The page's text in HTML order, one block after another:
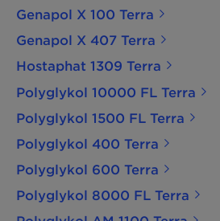
Genapol X 100 Terra
Genapol X 407 Terra
Hostaphat 1309 Terra
Polyglykol 10000 FL Terra
Polyglykol 1500 FL Terra
Polyglykol 400 Terra
Polyglykol 600 Terra
Polyglykol 8000 FL Terra